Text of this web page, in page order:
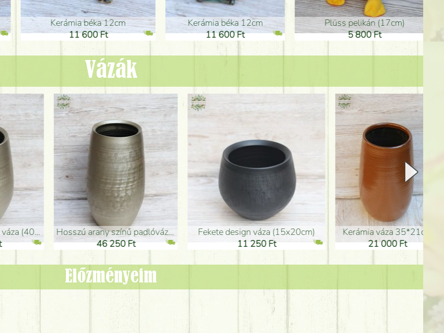
béka 12cm
600 Ft
Kerámia béka 12cm
11 600 Ft
plüss pelikán (17cm)
5 800 Ft
Anyák-
3
Vázák
(50x29cm)
Ft
fekete design váza (15x20cm)
11 250 Ft
Kerámia váza 35*21cm
21 000 Ft
ballagó fiú fa betűző
1 300 Ft
Előzményeim